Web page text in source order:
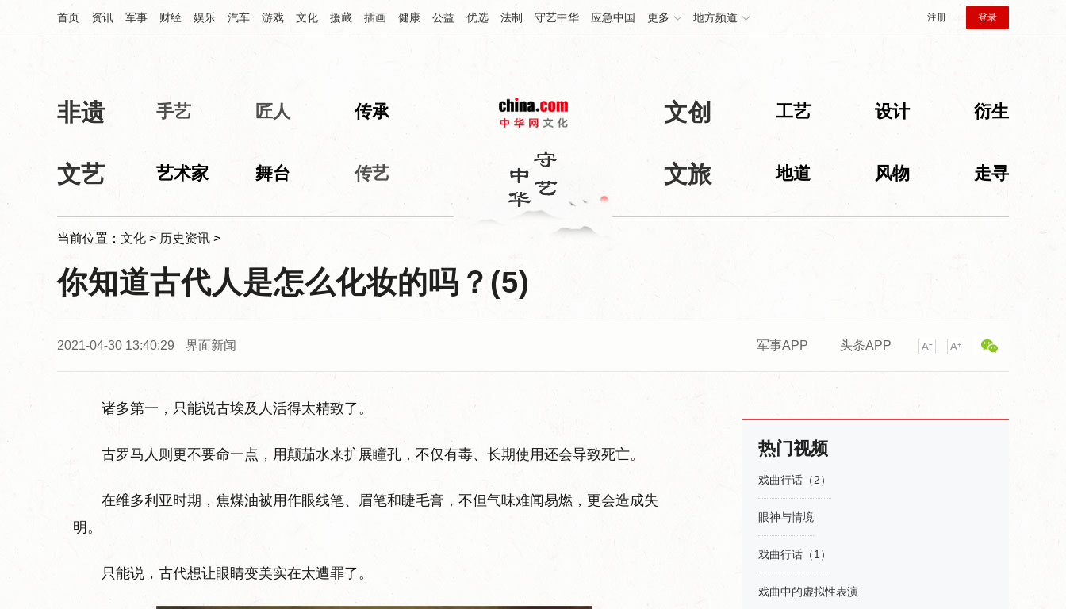
首页 资讯 军事 财经 娱乐 汽车 游戏 文化 援藏 插画 健康 公益 优选 法制 守艺中华 应急中国 更多 地方频道 注册 登录
中华网文化频道
非遗 手艺 匠人 传承
文艺 艺术家 舞台 传艺
文创 工艺 设计 衍生
文旅 地道 风物 走寻
当前位置： 文化 > 历史资讯 >
你知道古代人是怎么化妆的吗？(5)
2021-04-30 13:40:29 界面新闻 军事APP 头条APP
诸多第一，只能说古埃及人活得太精致了。
古罗马人则更不要命一点，用颠茄水来扩展瞳孔，不仅有毒、长期使用还会导致死亡。
在维多利亚时期，焦煤油被用作眼线笔、眉笔和睫毛膏，不但气味难闻易燃，更会造成失
明。
只能说，古代想让眼睛变美实在太遭罪了。
热门视频
戏曲行话（2）
眼神与情境
戏曲行话（1）
戏曲中的虚拟性表演